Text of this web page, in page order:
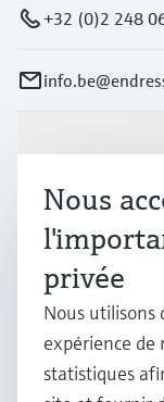
+32 (0)2 248
Produits et services
Industries
Support
Nous
privée
Nous utilisons
expérience de
statistiques